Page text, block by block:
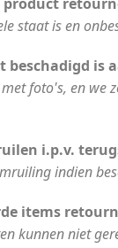
product
staat is en
beschadigd is
foto's, en we
i.p.v.
indien
items
kunnen niet